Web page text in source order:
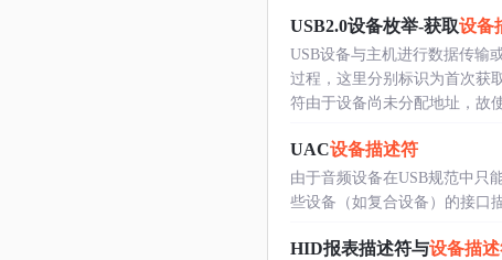
USB2.0设备枚举-获取设备
USB设备与主机进行数据传输
过程，这里分别标识为首次获
符由于设备尚未分配地址，故
UAC设备描述符
由于音频设备在USB规范中只
些设备（如复合设备）的接口
HID报表描述符与设备描